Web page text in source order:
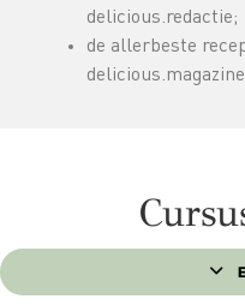
delicious.redactie;
de allerbeste